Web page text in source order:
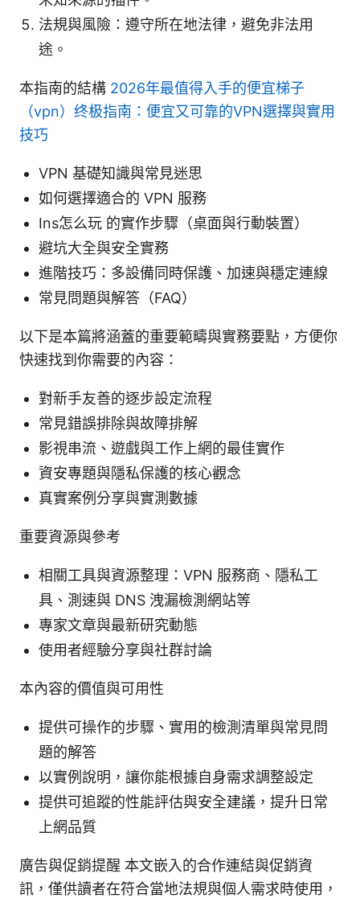
法規與風險：遵守所在地法律，避免非法用
途。
本指南的結構 2026年最值得入手的便宜梯子
（vpn）终极指南：便宜又可靠的VPN選擇與實用
技巧
VPN 基礎知識與常見迷思
如何選擇適合的 VPN 服務
Ins怎么玩 的實作步驟（桌面與行動裝置）
避坑大全與安全實務
進階技巧：多設備同時保護、加速與穩定連線
常見問題與解答（FAQ）
以下是本篇將涵蓋的重要範疇與實務要點，方便你
快速找到你需要的內容：
對新手友善的逐步設定流程
常見錯誤排除與故障排解
影視串流、遊戲與工作上網的最佳實作
資安專題與隱私保護的核心觀念
真實案例分享與實測數據
重要資源與參考
相關工具與資源整理：VPN 服務商、隱私工
具、測速與 DNS 洩漏檢測網站等
專家文章與最新研究動態
使用者經驗分享與社群討論
本內容的價值與可用性
提供可操作的步驟、實用的檢測清單與常見問
題的解答
以實例說明，讓你能根據自身需求調整設定
提供可追蹤的性能評估與安全建議，提升日常
上網品質
廣告與促銷提醒 本文嵌入的合作連結與促銷資
訊，僅供讀者在符合當地法規與個人需求時使用，